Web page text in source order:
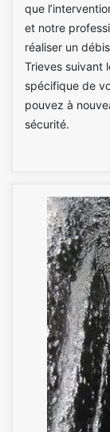
que
et notre
réaliser un
Trieves suivant
spécifique de
pouvez à
sécurité.